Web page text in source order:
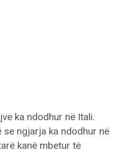
ka ndodhur në Itali.
se ngjarja ka ndodhur në
kanë mbetur të